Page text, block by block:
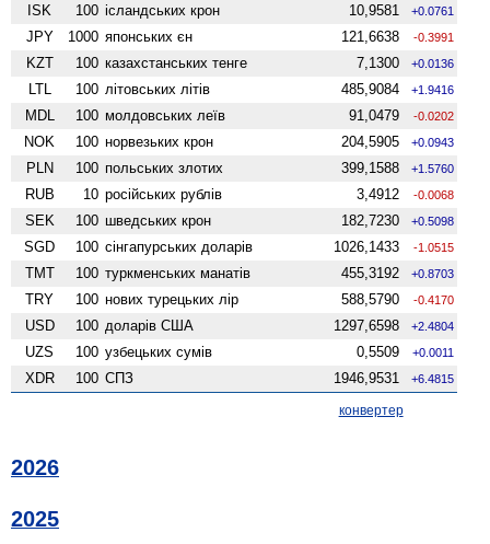
ISK 100 ісландських крон 10,9581 +0.0761
JPY 1000 японських єн 121,6638 -0.3991
KZT 100 казахстанських тенге 7,1300 +0.0136
LTL 100 літовських літів 485,9084 +1.9416
MDL 100 молдовських леїв 91,0479 -0.0202
NOK 100 норвезьких крон 204,5905 +0.0943
PLN 100 польських злотих 399,1588 +1.5760
RUB 10 російських рублів 3,4912 -0.0068
SEK 100 шведських крон 182,7230 +0.5098
SGD 100 сінгапурських доларів 1026,1433 -1.0515
TMT 100 туркменських манатів 455,3192 +0.8703
TRY 100 нових турецьких лір 588,5790 -0.4170
USD 100 доларів США 1297,6598 +2.4804
UZS 100 узбецьких сумів 0,5509 +0.0011
XDR 100 СПЗ 1946,9531 +6.4815
конвертер
2026
2025